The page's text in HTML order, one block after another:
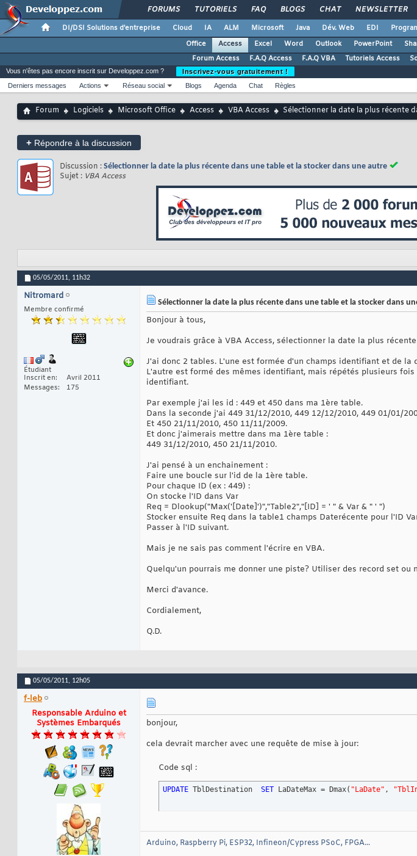
FORUMS TUTORIELS FAQ BLOGS CHAT NEWSLETTER
DI/DSI Solutions d'entreprise Cloud IA ALM Microsoft Java Dév. Web EDI
Office
Access Excel Word Outlook PowerPoint
Forum Access
F.A.Q Access F.A.Q VBA Tutoriels Access
Vous n'êtes pas encore inscrit sur Developpez.com ?
Inscrivez-vous gratuitement !
Derniers messages
Actions Réseau social Blogs Agenda Chat Règles
Forum Logiciels Microsoft Office Access VBA Access Sélectionner la date la plus récente
+ Répondre à la discussion
Discussion : Sélectionner la date la plus récente dans une table et la stocker dans une autre
Sujet : VBA Access
05/05/2011, 11h32
Nitromard
Membre confirmé
Étudiant
Inscrit en
Avril 2011
Messages
175
Sélectionner la date la plus récente dans une table et la stocker dans
Bonjour à tous,
Je voudrais grâce à VBA Access, sélectionner la date la plus
J'ai donc 2 tables. L'une est formée d'un champs identifiant et de
L'autre est formé des mêmes identifiant, mais répétés plusieurs
identifiant.
Par exemple j'ai les id : 449 et 450 dans ma 1ère table.
Dans la seconde j'ai 449 31/12/2010, 449 12/12/2010, 449 01/01/
Et 450 21/11/2010, 450 11/11/2009.
Et donc j'aimerais mettre dans ma 1ère table :
449 31/12/2010, 450 21/11/2010.
J'ai pensé à un enchainement :
Faire une boucle sur l'id de la 1ère table.
Pour chaque ID (ex : 449) :
On stocke l'ID dans Var
Req = Dlookup("Max('[Date]')","Table2","[ID] = ' " & Var & " ' ")
Stocker ensuite Req dans la table1 champs Daterécente pour l'ID
Passer à l'ID suivant.
Mais je ne sais pas comment l'écrire en VBA.
Quelqu'un pourrais me donner une piste? Utiliser des record set ou
Merci d'avance.
Cordialement,
Q.D.
05/05/2011, 12h05
f-leb
Responsable Arduino et
Systèmes Embarqués
bonjour,
cela devrait marcher avec une requête de mise à jour:
Code sql :
UPDATE TblDestination SET LaDateMax = Dmax( "LaDate" ,
Arduino, Raspberry Pi, ESP32, Infineon/Cypress PSoC, FPGA...